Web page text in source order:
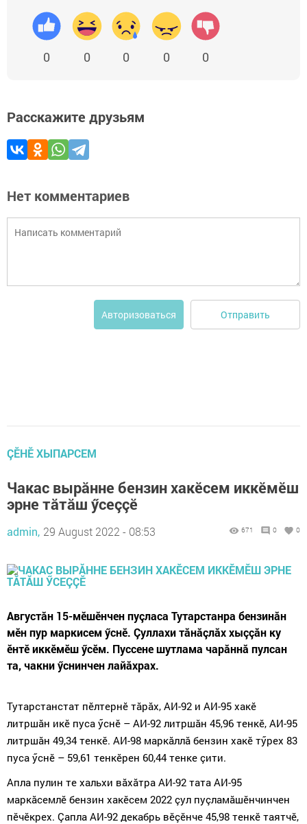
0 0 0 0 0
Расскажите друзьям
Нет комментариев
Авторизоваться Отправить
ÇӖНӖ ХЫПАРСЕМ
Чакас вырăнне бензин хакӗсем иккӗмӗш
эрне тăтăш ӳсеççӗ
admin, 29 August 2022 - 08:53 671 0 0
Августăн 15-мӗшӗнчен пуçласа Тутарстанра бензинăн
мӗн пур маркисем ӳснӗ. Çуллахи тăнăçлăх хыççăн ку
ӗнтӗ иккӗмӗш ӳсӗм. Пуссене шутлама чарăннă пулсан
та, чакни ӳснинчен лайăхрах.
Тутарстанстат пӗлтернӗ тăрăх, АИ-92 и АИ-95 хакӗ
литршăн икӗ пуса ӳснӗ – АИ-92 литршăн 45,96 тенкӗ, АИ-95
литршăн 49,34 тенкӗ. АИ-98 маркăллă бензин хакӗ тӳрех 83
пуса ӳснӗ – 59,61 тенкӗрен 60,44 тенке çити.
Апла пулин те хальхи вăхăтра АИ-92 тата АИ-95
маркăсемлӗ бензин хакӗсем 2022 çул пуçламăшӗнчинчен
пӗчӗкрех. Çапла АИ-92 декабрь вӗçӗнче 45,98 тенкӗ таятчӗ,